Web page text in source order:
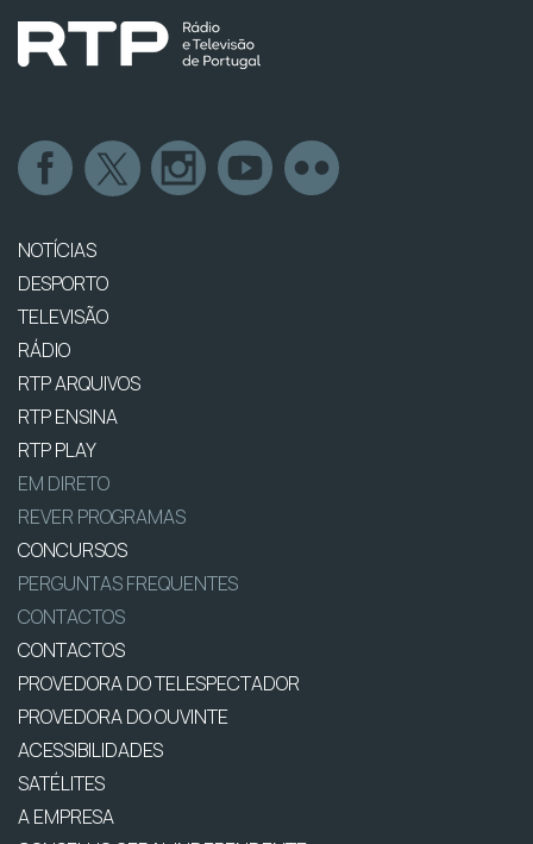
NOTÍCIAS
DESPORTO
TELEVISÃO
RÁDIO
RTP ARQUIVOS
RTP ENSINA
RTP PLAY
EM DIRETO
REVER PROGRAMAS
CONCURSOS
PERGUNTAS FREQUENTES
CONTACTOS
CONTACTOS
PROVEDORA DO TELESPECTADOR
PROVEDORA DO OUVINTE
ACESSIBILIDADES
SATÉLITES
A EMPRESA